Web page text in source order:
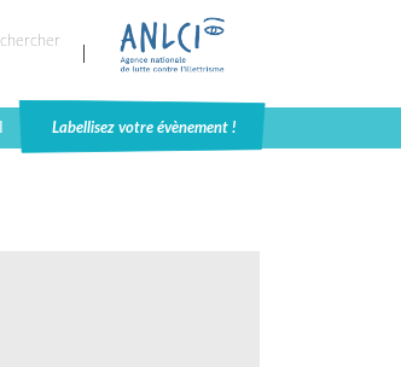
Labellisez votre évènement !